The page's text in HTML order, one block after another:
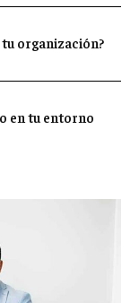
organización?
en tu entorno